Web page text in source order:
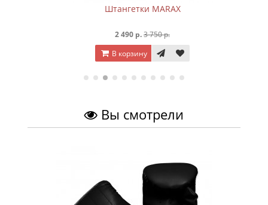
Штангетки MARAX
2 490 р. 3 750 р.
В корзину
Вы смотрели